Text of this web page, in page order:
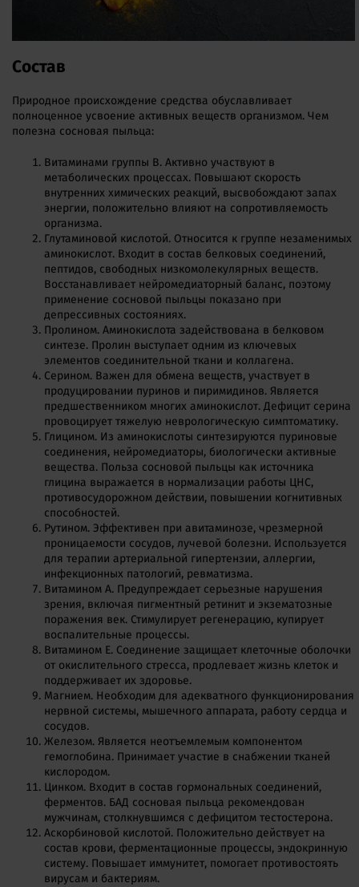
Состав
Природное происхождение средства обуславливает
полноценное усвоение активных веществ организмом. Чем
полезна сосновая пыльца:
Витаминами группы В. Активно участвуют в
метаболических процессах. Повышают скорость
внутренних химических реакций, высвобождают запах
энергии, положительно влияют на сопротивляемость
организма.
Глутаминовой кислотой. Относится к группе незаменимых
аминокислот. Входит в состав белковых соединений,
пептидов, свободных низкомолекулярных веществ.
Восстанавливает нейромедиаторный баланс, поэтому
применение сосновой пыльцы показано при
депрессивных состояниях.
Пролином. Аминокислота задействована в белковом
синтезе. Пролин выступает одним из ключевых
элементов соединительной ткани и коллагена.
Серином. Важен для обмена веществ, участвует в
продуцировании пуринов и пиримидинов. Является
предшественником многих аминокислот. Дефицит серина
провоцирует тяжелую неврологическую симптоматику.
Глицином. Из аминокислоты синтезируются пуриновые
соединения, нейромедиаторы, биологически активные
вещества. Польза сосновой пыльцы как источника
глицина выражается в нормализации работы ЦНС,
противосудорожном действии, повышении когнитивных
способностей.
Рутином. Эффективен при авитаминозе, чрезмерной
проницаемости сосудов, лучевой болезни. Используется
для терапии артериальной гипертензии, аллергии,
инфекционных патологий, ревматизма.
Витамином А. Предупреждает серьезные нарушения
зрения, включая пигментный ретинит и экзематозные
поражения век. Стимулирует регенерацию, купирует
воспалительные процессы.
Витамином Е. Соединение защищает клеточные оболочки
от окислительного стресса, продлевает жизнь клеток и
поддерживает их здоровье.
Магнием. Необходим для адекватного функционирования
нервной системы, мышечного аппарата, работу сердца и
сосудов.
Железом. Является неотъемлемым компонентом
гемоглобина. Принимает участие в снабжении тканей
кислородом.
Цинком. Входит в состав гормональных соединений,
ферментов. БАД сосновая пыльца рекомендован
мужчинам, столкнувшимся с дефицитом тестостерона.
Аскорбиновой кислотой. Положительно действует на
состав крови, ферментационные процессы, эндокринную
систему. Повышает иммунитет, помогает противостоять
вирусам и бактериям.